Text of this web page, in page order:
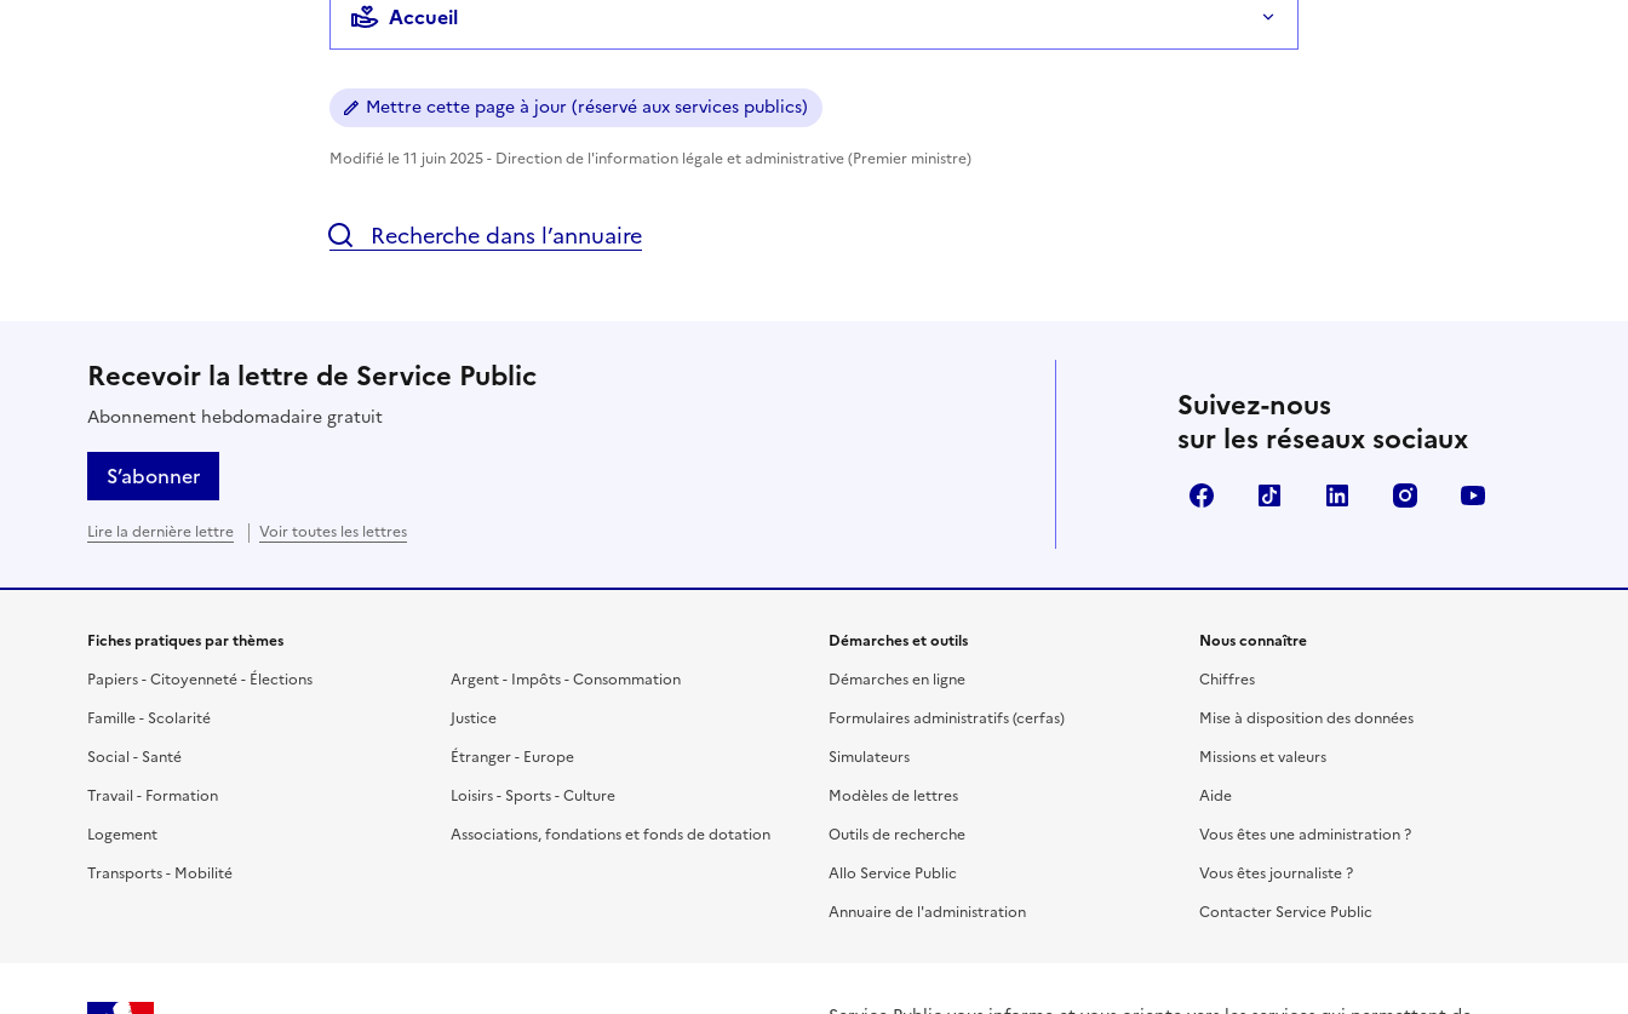
Accueil
Mettre cette page à jour (réservé aux services publics)
Modifié le 11 juin 2025 - Direction de l'information légale et administrative (Premier ministre)
Recherche dans l’annuaire
Recevoir la lettre de Service Public
Abonnement hebdomadaire gratuit
S’abonner
Lire la dernière lettre Voir toutes les lettres
Suivez-nous
sur les réseaux sociaux
FacebookTikTok LinkedIn Instagram
Fiches pratiques par thèmes
Papiers - Citoyenneté - Élections
Famille - Scolarité
Social - Santé
Travail - Formation
Logement
Transports - Mobilité
Argent - Impôts - Consommation
Justice
Étranger - Europe
Loisirs - Sports - Culture
Associations, fondations et fonds de dotation
Démarches et outils
Démarches en ligne
Formulaires administratifs (cerfas)
Simulateurs
Modèles de lettres
Outils de recherche
Allo Service Public
Annuaire de l'administration
Nous connaître
Chiffres
Mise à disposition des données
Missions et valeurs
Aide
Vous êtes une administration ?
Vous êtes journaliste ?
Contacter Service Public